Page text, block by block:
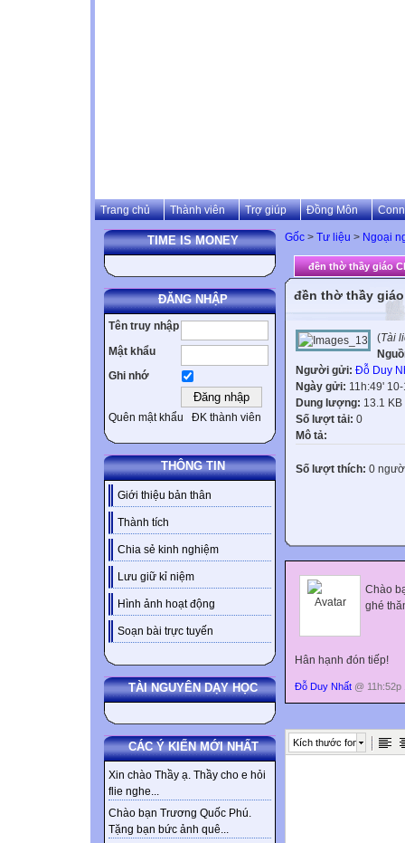
Trang chủ Thành viên Trợ giúp Đồng Môn
TIME IS MONEY
ĐĂNG NHẬP
Tên truy nhập
Mật khẩu
Ghi nhớ
Quên mật khẩu ĐK thành viên
THÔNG TIN
Giới thiệu bản thân
Thành tích
Chia sẻ kinh nghiệm
Lưu giữ kỉ niệm
Hình ảnh hoạt động
Soạn bài trực tuyến
TÀI NGUYÊN DẠY HỌC
CÁC Ý KIẾN MỚI NHẤT
Xin chào Thầy ạ. Thầy cho e hỏi
flie nghe...
Chào bạn Trương Quốc Phú.
Tặng bạn bức ảnh quê...
Gốc > Tư liệu > Ngoại
đền thờ thầy giáo
đền thờ thầy
(Tài
Người gửi: Đỗ Duy
Ngày gửi: 11h:49'
Dung lượng: 13.1 KB
Số lượt tải: 0
Mô tả:
Số lượt thích: 0
Chào
ghé
Hân hạnh đón tiếp!
Đỗ Duy Nhất @ 11h:52p
Kích thước font